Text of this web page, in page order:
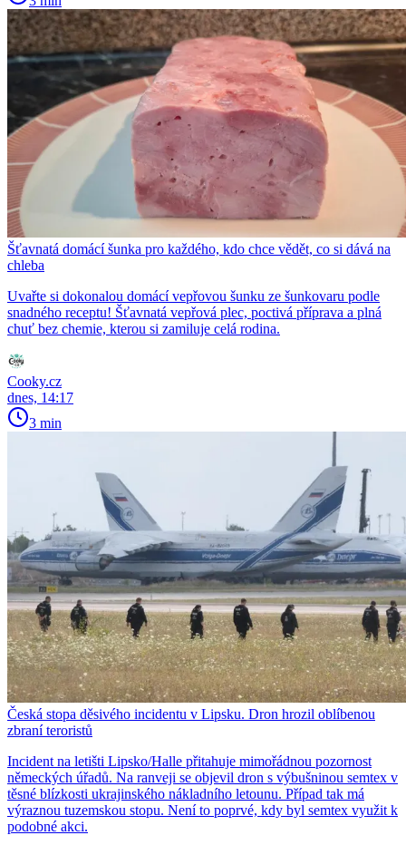
Šťavnatá domácí šunka pro každého, kdo chce vědět, co si dává na
chleba
Uvařte si dokonalou domácí vepřovou šunku ze šunkovaru podle
snadného receptu! Šťavnatá vepřová plec, poctivá příprava a plná
chuť bez chemie, kterou si zamiluje celá rodina.
Cooky.cz
dnes, 14:17
3 min
Česká stopa děsivého incidentu v Lipsku. Dron hrozil oblíbenou
zbraní teroristů
Incident na letišti Lipsko/Halle přitahuje mimořádnou pozornost
německých úřadů. Na ranveji se objevil dron s výbušninou semtex v
těsné blízkosti ukrajinského nákladního letounu. Případ tak má
výraznou tuzemskou stopu. Není to poprvé, kdy byl semtex využit k
podobné akci.